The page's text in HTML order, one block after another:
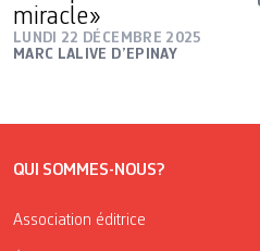
miracle»
LUNDI 22 DÉCEMBRE 2025
MARC LALIVE D’EPINAY
QUI SOMMES-NOUS?
Association éditrice